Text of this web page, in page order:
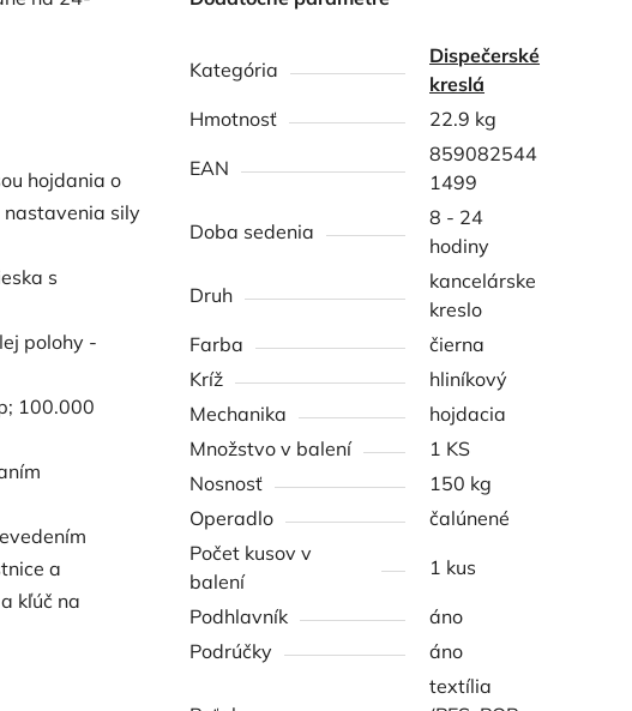
hojdania o
sily
s
polohy -
100.000
a
kľúč na
Kategória
Dispečerské
kreslá
Hmotnosť
22.9 kg
EAN
859082544
1499
Doba sedenia
8 - 24
hodiny
Druh
kancelárske
kreslo
Farba
čierna
Kríž
hliníkový
Mechanika
hojdacia
Množstvo v balení
1 KS
Nosnosť
150 kg
Operadlo
čalúnené
Počet kusov v
balení
1 kus
Podhlavník
áno
Podrúčky
áno
textília